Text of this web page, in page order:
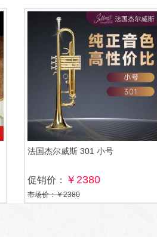
法国杰尔威斯 301 小号
促销价： ￥2380
市场价：￥2380